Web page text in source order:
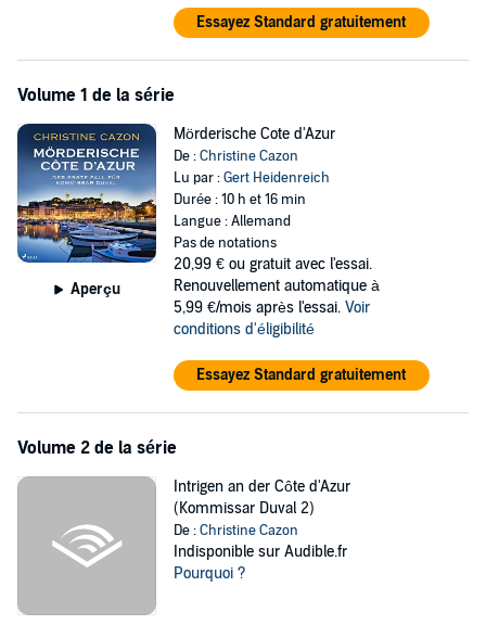
Hörbuchpreis” als bester Interpret ausgezeichnet.
Essayez Standard gratuitement
Volume 1 de la série
Aperçu
Mörderische Cote d'Azur
De :Christine Cazon
Lu par :Gert Heidenreich
Durée : 10 h et 16 min
Langue : Allemand
Pas de notations
20,99 € ou gratuit avec l'essai.
Renouvellement automatique à
5,99 €/mois après l'essai. Voir
conditions d'éligibilité
Essayez Standard gratuitement
Volume 2 de la série
Intrigen an der Côte d'Azur
(Kommissar Duval 2)
De :Christine Cazon
Indisponible sur Audible.fr
Pourquoi ?